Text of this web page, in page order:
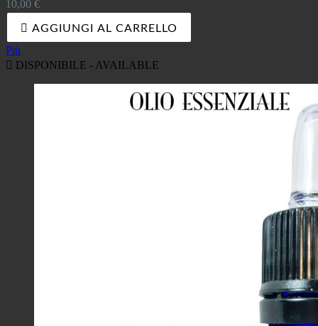
Prezzo
10,00 €
AGGIUNGI AL CARRELLO
Più
 DISPONIBILE - AVAILABLE